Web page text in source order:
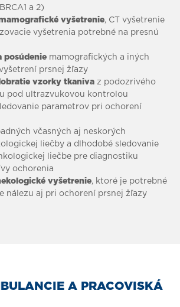
a 2)
vyšetrenie, CT vyšetrenie
vyšetrenia potrebné na presnú
posúdenie mamografických a iných
prsnej žľazy
vzorky tkaniva z podozrivého
pod ultrazvukovou kontrolou
parametrov pri ochorení
včasných aj neskorých
liečby a dlhodobé sledovanie
liečbe pre diagnostiku
ochorenia
vyšetrenie, ktoré je potrebné
nálezu aj pri ochorení prsnej žľazy
A PRACOVISKÁ